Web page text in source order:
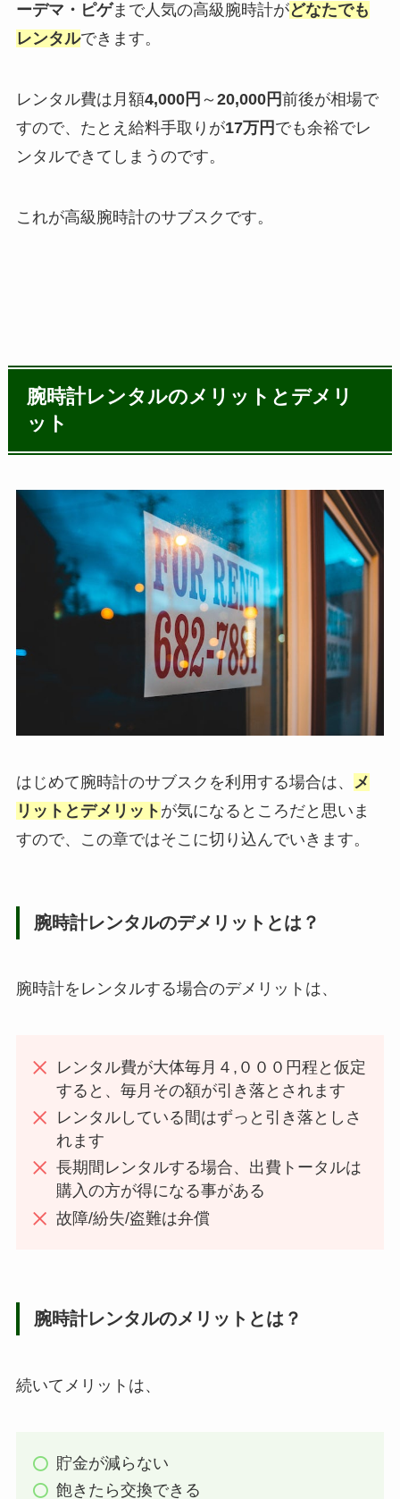
ーデマ・ピゲまで人気の高級腕時計がどなたでも
レンタルできます。
レンタル費は月額4,000円 ～ 20,000円前後が相場で
すので、たとえ給料手取りが17万円 でも余裕でレ
ンタルできてしまうのです。
これが高級腕時計のサブスクです。
腕時計レンタルのメリットとデメリ
ット
はじめて腕時計のサブスクを利用する場合は、
メ
リットとデメリット が気になるところだと思いま
すので、この章ではそこに切り込んでいきます。
腕時計レンタルのデメリットとは？
腕時計をレンタルする場合のデメリットは、
レンタル費が大体毎月４,０００円程と仮定
すると、毎月その額が引き落とされます
レンタルしている間はずっと引き落としさ
れます
長期間レンタルする場合、出費トータルは
購入の方が得になる事がある
故障/紛失/盗難は弁償
腕時計レンタルのメリットとは？
続いてメリットは、
貯金が減らない
飽きたら交換できる